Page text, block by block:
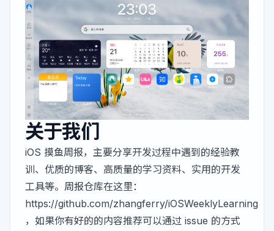
关于我们
iOS 摸鱼周报，主要分享开发过程中遇到的经验教
训、优质的博客、高质量的学习资料、实用的开发
工具等。周报仓库在这里：
https://github.com/zhangferry/iOSWeeklyLearning
，如果你有好的的内容推荐可以通过 issue 的方式